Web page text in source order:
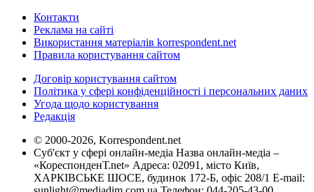
Контакти
Реклама на сайті
Використання матеріалів korrespondent.net
Правила користування сайтом
Договір користування сайтом
Політика у сфері конфіденційності і персональних даних
Угода щодо користування
Редакція
© 2000-2026, Korrespondent.net
Суб'єкт у сфері онлайн-медіа Назва онлайн-медіа –
«КореспонденТ.net» Адреса: 02091, місто Київ,
ХАРКІВСЬКЕ ШОСЕ, будинок 172-Б, офіс 208/1 E-mail: